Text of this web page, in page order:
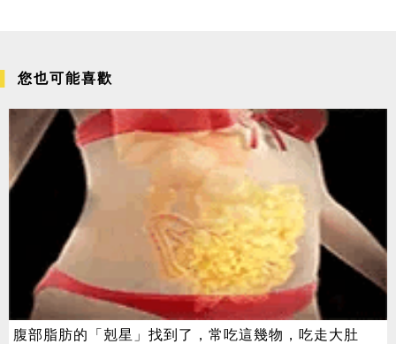
您也可能喜歡
腹部脂肪的「剋星」找到了，常吃這幾物，吃走大肚